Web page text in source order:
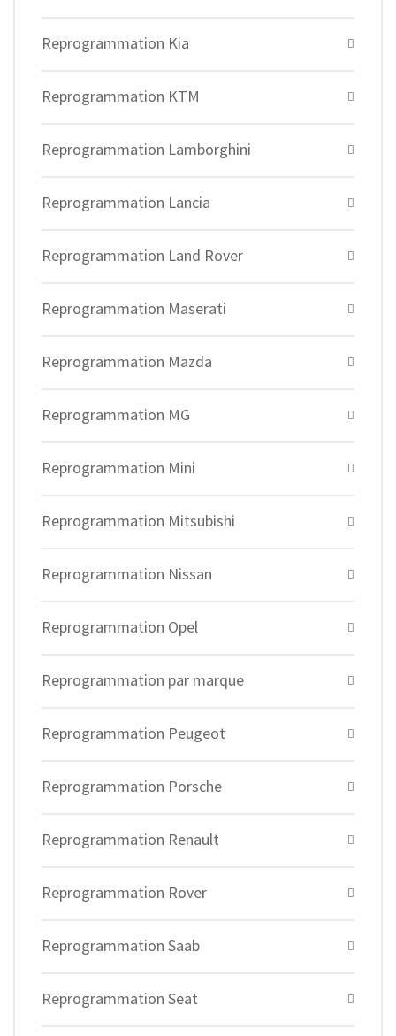
Reprogrammation Kia
Reprogrammation KTM
Reprogrammation Lamborghini
Reprogrammation Lancia
Reprogrammation Land Rover
Reprogrammation Maserati
Reprogrammation Mazda
Reprogrammation MG
Reprogrammation Mini
Reprogrammation Mitsubishi
Reprogrammation Nissan
Reprogrammation Opel
Reprogrammation par marque
Reprogrammation Peugeot
Reprogrammation Porsche
Reprogrammation Renault
Reprogrammation Rover
Reprogrammation Saab
Reprogrammation Seat